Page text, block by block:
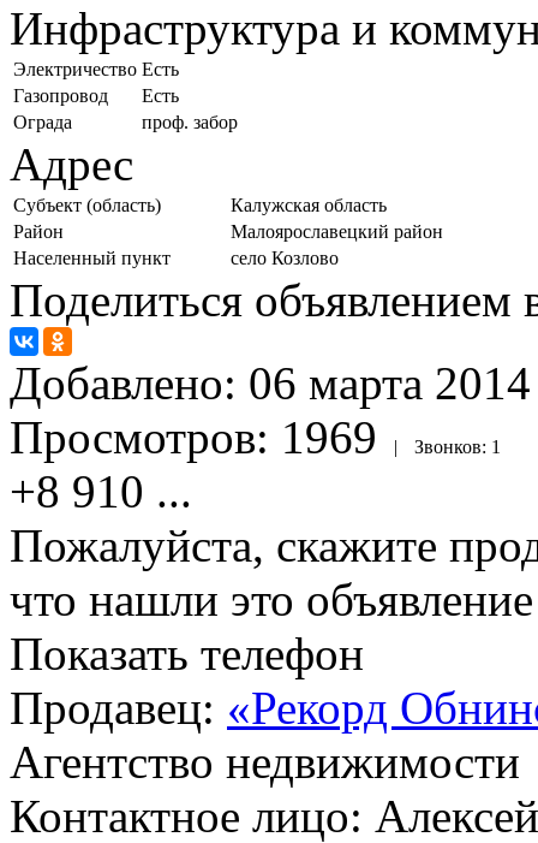
Инфраструктура и
Электричество Есть
Газопровод
Есть
Ограда
проф. забор
Адрес
Субъект (область)
Калужская область
Район
Малоярославецкий район
Населенный пункт
село Козлово
Поделиться объявлением
Добавлено: 06 марта 2014
Просмотров: 1969 | Звонков: 1
+8 910 ...
Пожалуйста, скажите
что нашли это
Показать телефон
Продавец: «Рекорд
Агентство недвижимости
Контактное лицо: Алексей